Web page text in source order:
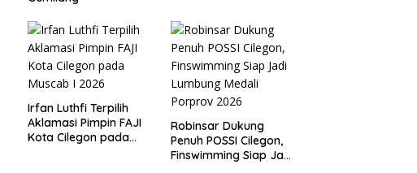
Irfan Luthfi Terpilih
Aklamasi Pimpin FAJI
Kota Cilegon pada
Robinsar Dukung
Penuh POSSI Cilegon,
Finswimming Siap Jadi